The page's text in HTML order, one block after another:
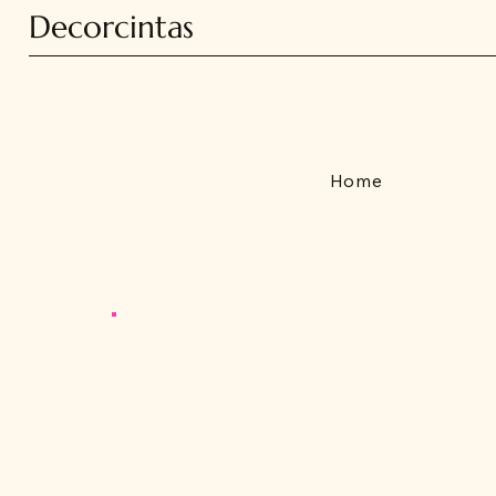
Decorcintas
Home